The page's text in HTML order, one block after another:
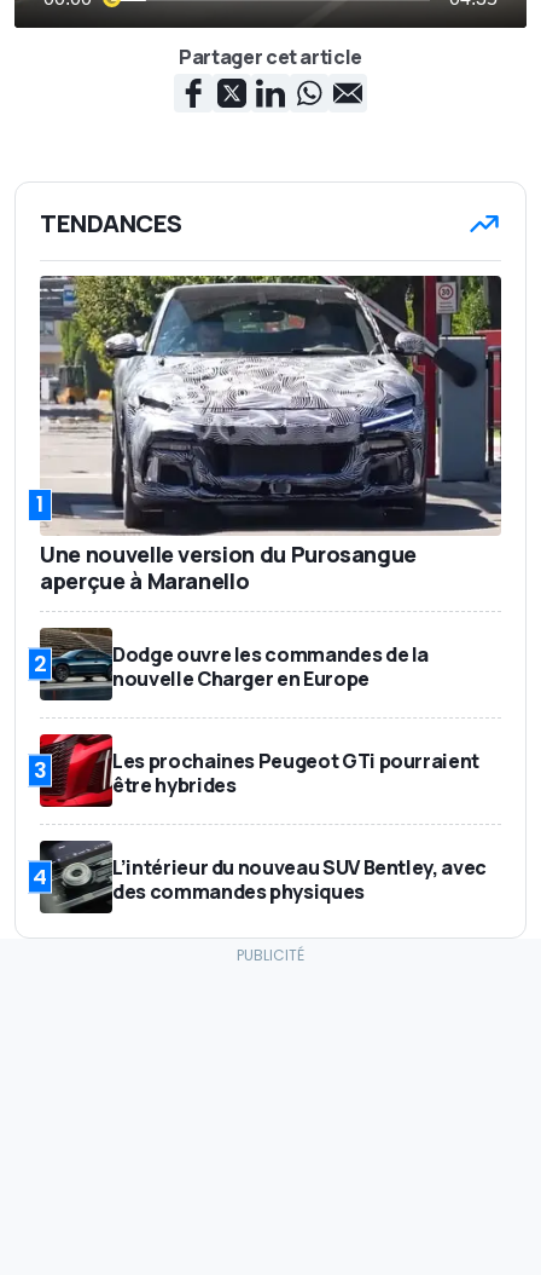
Partager cet article
TENDANCES
1
Une nouvelle version du Purosangue
aperçue à Maranello
2
Dodge ouvre les commandes de la
nouvelle Charger en Europe
3
Les prochaines Peugeot GTi pourraient
être hybrides
4
L’intérieur du nouveau SUV Bentley, avec
des commandes physiques